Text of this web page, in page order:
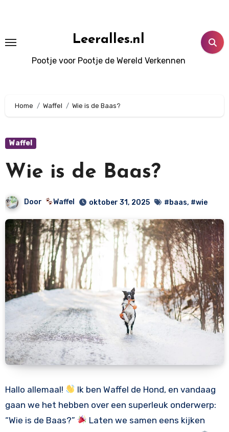
Leeralles.nl
Pootje voor Pootje de Wereld Verkennen
Home Waffel Wie is de Baas?
Waffel
Wie is de Baas?
Door Waffel oktober 31, 2025 #baas, #wie
Hallo allemaal!
Ik ben Waffel de Hond, en vandaag
gaan we het hebben over een superleuk onderwerp:
“Wie is de Baas?”
Laten we samen eens kijken